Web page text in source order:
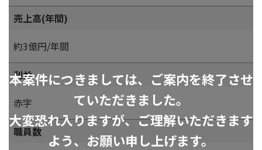
本案件につきましては、ご案内を終了させ
ていただきました。
大変恐れ入りますが、ご理解いただきます
よう、お願い申し上げます。
売上高(年間)
約3億円/年間
利益
赤字
職員数